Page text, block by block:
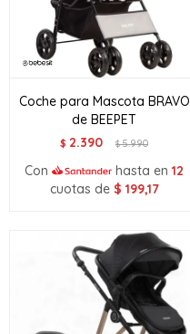
Coche para Mascota BRAVO
de BEEPET
$ 2.390 $5.990
Con hasta en 12
cuotas de $ 199,17